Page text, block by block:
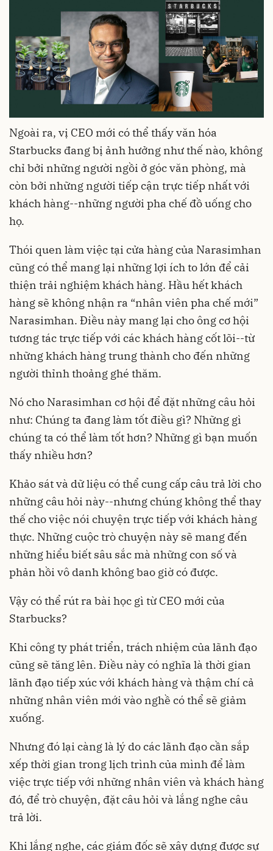
Ngoài ra, vị CEO mới có thể thấy văn hóa
Starbucks đang bị ảnh hưởng như thế nào, không
chỉ bởi những người ngồi ở góc văn phòng, mà
còn bởi những người tiếp cận trực tiếp nhất với
khách hàng--những người pha chế đồ uống cho
họ.
Thói quen làm việc tại cửa hàng của Narasimhan
cũng có thể mang lại những lợi ích to lớn để cải
thiện trải nghiệm khách hàng. Hầu hết khách
hàng sẽ không nhận ra “nhân viên pha chế mới”
Narasimhan. Điều này mang lại cho ông cơ hội
tương tác trực tiếp với các khách hàng cốt lõi--từ
những khách hàng trung thành cho đến những
người thỉnh thoảng ghé thăm.
Nó cho Narasimhan cơ hội để đặt những câu hỏi
như: Chúng ta đang làm tốt điều gì? Những gì
chúng ta có thể làm tốt hơn? Những gì bạn muốn
thấy nhiều hơn?
Khảo sát và dữ liệu có thể cung cấp câu trả lời cho
những câu hỏi này--nhưng chúng không thể thay
thế cho việc nói chuyện trực tiếp với khách hàng
thực. Những cuộc trò chuyện này sẽ mang đến
những hiểu biết sâu sắc mà những con số và
phản hồi vô danh không bao giờ có được.
Vậy có thể rút ra bài học gì từ CEO mới của
Starbucks?
Khi công ty phát triển, trách nhiệm của lãnh đạo
cũng sẽ tăng lên. Điều này có nghĩa là thời gian
lãnh đạo tiếp xúc với khách hàng và thậm chí cả
những nhân viên mới vào nghề có thể sẽ giảm
xuống.
Nhưng đó lại càng là lý do các lãnh đạo cần sắp
xếp thời gian trong lịch trình của mình để làm
việc trực tiếp với những nhân viên và khách hàng
đó, để trò chuyện, đặt câu hỏi và lắng nghe câu
trả lời.
Khi lắng nghe, các giám đốc sẽ xây dựng được sự